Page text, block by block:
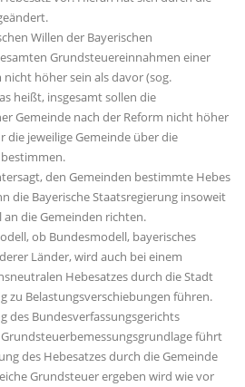
Willen der Bayerischen
Grundsteuereinnahmen einer
höher sein als davor (sog.
heißt, insgesamt sollen die
Gemeinde nach der Reform nicht höher
die jeweilige Gemeinde über die
den Gemeinden bestimmte Hebes
die Bayerische Staatsregierung insoweit
die Gemeinden richten.
ob Bundesmodell, bayerisches
Länder, wird auch bei einem
Hebesatzes durch die Stadt
zu Belastungsverschiebungen führen.
des Bundesverfassungsgerichts
führt
des Hebesatzes durch die Gemeinde
Grundsteuer ergeben wird wie vor